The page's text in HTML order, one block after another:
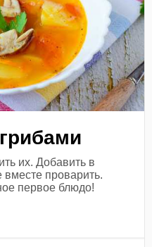
их. Добавить в
проварить.
первое блюдо!